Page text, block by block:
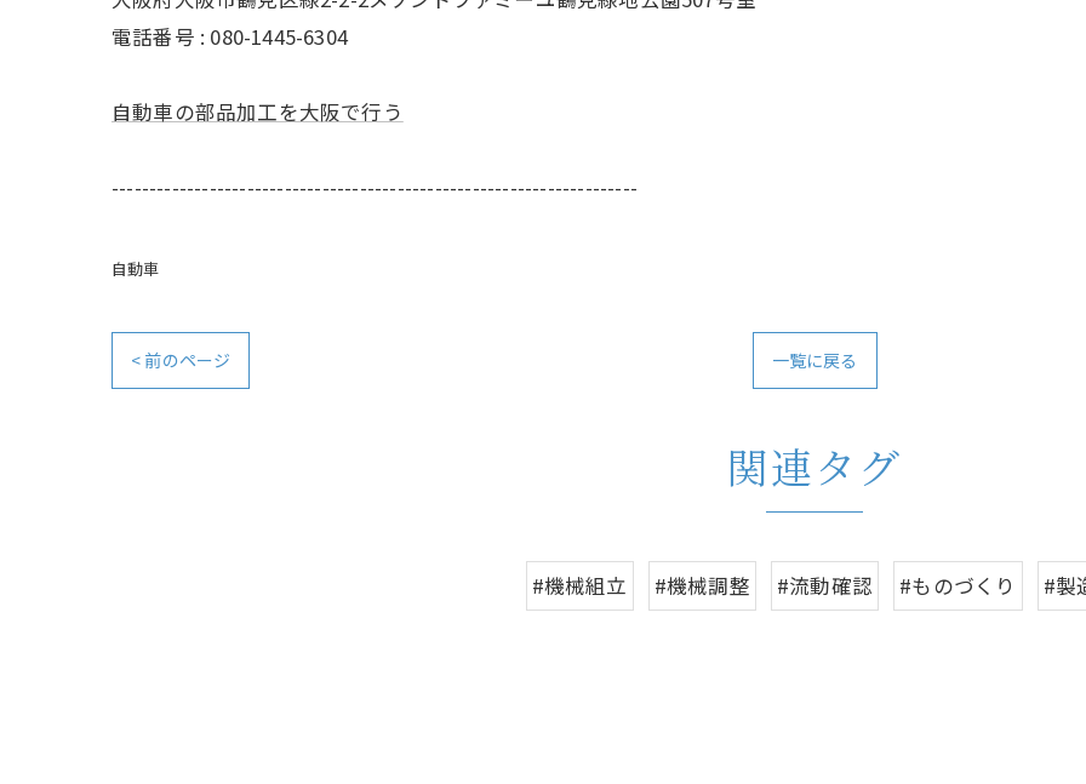
電話番号 : 080-1445-6304
自動車の部品加工を大阪で行う
----------------------------------------------------------------------
自動車
< 前のページ 一覧に戻る
関連タグ
#機械組立 #機械調整 #流動確認 #ものづくり #製